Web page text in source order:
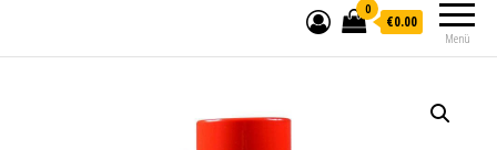
Menü
0
€0.00